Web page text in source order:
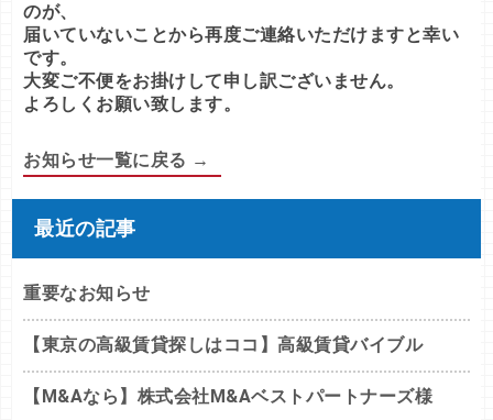
のが、
届いていないことから再度ご連絡いただけますと幸い
です。
大変ご不便をお掛けして申し訳ございません。
よろしくお願い致します。
お知らせ一覧に戻る →
最近の記事
重要なお知らせ
【東京の高級賃貸探しはココ】高級賃貸バイブル
【M&Aなら】株式会社M&Aベストパートナーズ様